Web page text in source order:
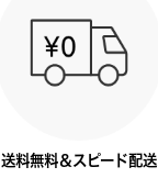
送料無料＆スピード配送